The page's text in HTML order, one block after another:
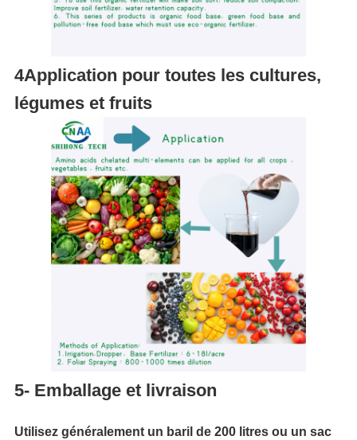
4Application pour toutes les cultures,
légumes et fruits
5- Emballage et livraison
Utilisez généralement un baril de 200 litres ou un sac